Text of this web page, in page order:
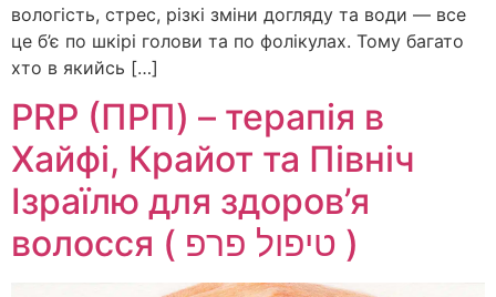
вологість, стрес, різкі зміни догляду та води — все
це б’є по шкірі голови та по фолікулах. Тому багато
хто в якийсь […]
PRP (ПРП) – терапія в
Хайфі, Крайот та Північ
Ізраїлю для здоров’я
волосся ( טיפול פרפ )